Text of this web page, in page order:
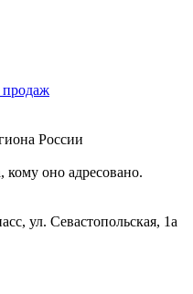
России
кому оно адресовано.
ул. Севастопольская, 1а